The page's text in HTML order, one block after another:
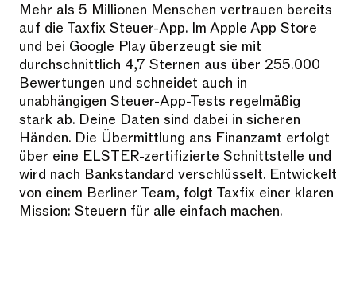
Mehr als 5 Millionen Menschen vertrauen bereits
auf die Taxfix Steuer-App. Im Apple App Store
und bei Google Play überzeugt sie mit
durchschnittlich 4,7 Sternen aus über 255.000
Bewertungen und schneidet auch in
unabhängigen Steuer-App-Tests regelmäßig
stark ab. Deine Daten sind dabei in sicheren
Händen. Die Übermittlung ans Finanzamt erfolgt
über eine ELSTER-zertifizierte Schnittstelle und
wird nach Bankstandard verschlüsselt. Entwickelt
von einem Berliner Team, folgt Taxfix einer klaren
Mission: Steuern für alle einfach machen.